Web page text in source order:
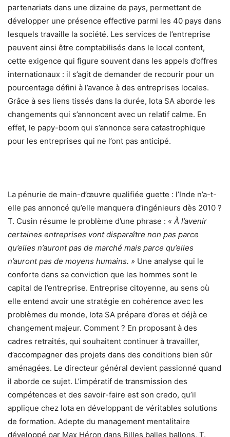
partenariats dans une dizaine de pays, permettant de
développer une présence effective parmi les 40 pays dans
lesquels travaille la société. Les services de l’entreprise
peuvent ainsi être comptabilisés dans le local content,
cette exigence qui figure souvent dans les appels d’offres
internationaux : il s’agit de demander de recourir pour un
pourcentage défini à l’avance à des entreprises locales.
Grâce à ses liens tissés dans la durée, Iota SA aborde les
changements qui s’annoncent avec un relatif calme. En
effet, le papy-boom qui s’annonce sera catastrophique
pour les entreprises qui ne l’ont pas anticipé.
La pénurie de main-d’œuvre qualifiée guette : l’Inde n’a-t-
elle pas annoncé qu’elle manquera d’ingénieurs dès 2010 ?
T. Cusin résume le problème d’une phrase : « À l’avenir
certaines entreprises vont disparaître non pas parce
qu’elles n’auront pas de marché mais parce qu’elles
n’auront pas de moyens humains. » Une analyse qui le
conforte dans sa conviction que les hommes sont le
capital de l’entreprise. Entreprise citoyenne, au sens où
elle entend avoir une stratégie en cohérence avec les
problèmes du monde, Iota SA prépare d’ores et déjà ce
changement majeur. Comment ? En proposant à des
cadres retraités, qui souhaitent continuer à travailler,
d’accompagner des projets dans des conditions bien sûr
aménagées. Le directeur général devient passionné quand
il aborde ce sujet. L’impératif de transmission des
compétences et des savoir-faire est son credo, qu’il
applique chez Iota en développant de véritables solutions
de formation. Adepte du management mentalitaire
développé par Max Héron dans Billes balles ballons, T.